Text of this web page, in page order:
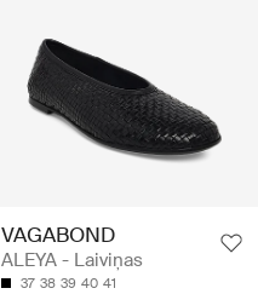
VAGABOND
ALEYA - Laiviņas
37 38 39 40 41